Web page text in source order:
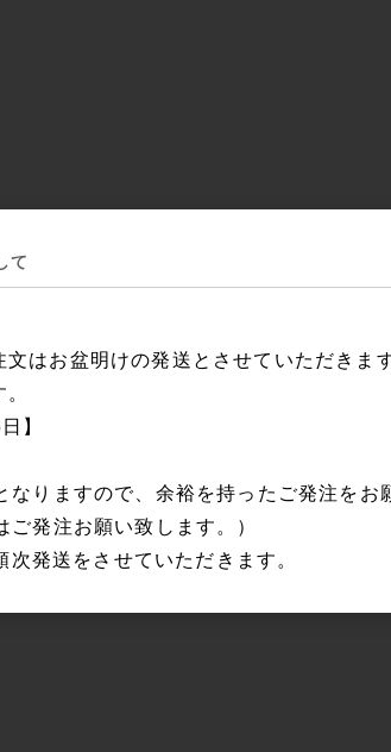
て
はお盆明けの発送とさせていただきま
】
りますので、余裕を持ったご発注をお
発注お願い致します。）
発送をさせていただきます。